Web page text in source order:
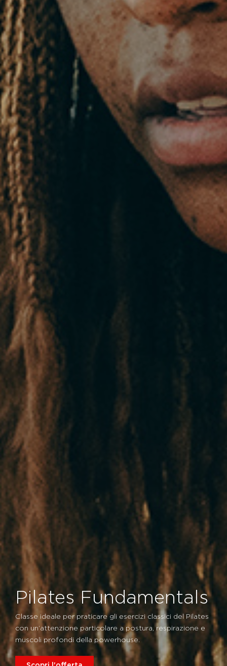
Pilates Fundamentals
Classe ideale per praticare gli esercizi classici del Pilates
con un’attenzione particolare a postura, respirazione e
muscoli profondi della powerhouse.